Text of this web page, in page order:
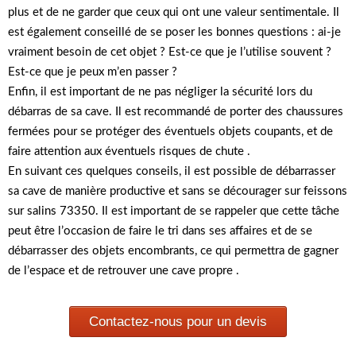
plus et de ne garder que ceux qui ont une valeur sentimentale. Il
est également conseillé de se poser les bonnes questions : ai-je
vraiment besoin de cet objet ? Est-ce que je l’utilise souvent ?
Est-ce que je peux m’en passer ?
Enfin, il est important de ne pas négliger la sécurité lors du
débarras de sa cave. Il est recommandé de porter des chaussures
fermées pour se protéger des éventuels objets coupants, et de
faire attention aux éventuels risques de chute .
En suivant ces quelques conseils, il est possible de débarrasser
sa cave de manière productive et sans se décourager sur feissons
sur salins 73350. Il est important de se rappeler que cette tâche
peut être l’occasion de faire le tri dans ses affaires et de se
débarrasser des objets encombrants, ce qui permettra de gagner
de l’espace et de retrouver une cave propre .
Contactez-nous pour un devis